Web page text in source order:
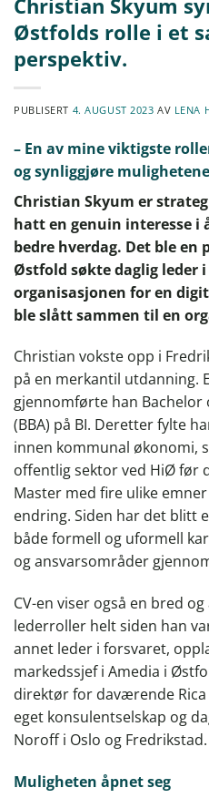
Østfolds rolle i et
perspektiv.
PUBLISERT 4. AUGUST 2023 AV LENA
– En av mine viktigste
og synliggjøre mulighetene
Christian Skyum er
hatt en genuin interesse i
bedre hverdag. Det ble en
Østfold søkte daglig leder i
organisasjonen for en
ble slått sammen til en
Christian vokste opp i
på en merkantil utdanning.
gjennomførte han Bachelor
(BBA) på BI. Deretter fylte
innen kommunal økonomi,
offentlig sektor ved HiØ før
Master med fire ulike
endring. Siden har det blitt
både formell og uformell
og ansvarsområder
CV-en viser også en bred
lederroller helt siden han
annet leder i forsvaret,
markedssjef i Amedia i
direktør for daværende
eget konsulentselskap og
Noroff i Oslo og Fredrikstad.
Muligheten åpnet seg